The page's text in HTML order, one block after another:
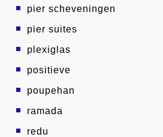
pier scheveningen
pier suites
plexiglas
positieve
poupehan
ramada
redu